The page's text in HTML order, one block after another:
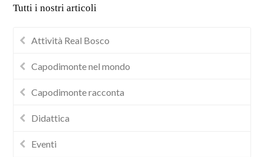
Tutti i nostri articoli
Attività Real Bosco
Capodimonte nel mondo
Capodimonte racconta
Didattica
Eventi